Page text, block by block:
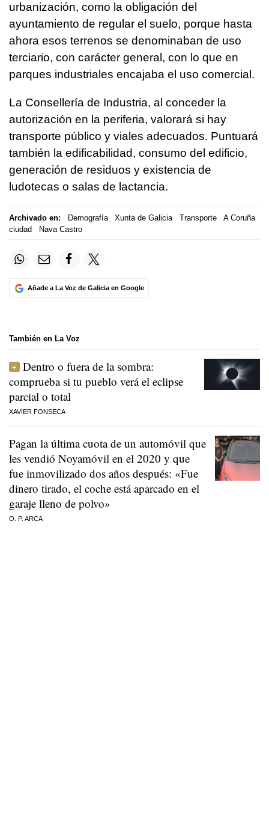
urbanización, como la obligación del
ayuntamiento de regular el suelo, porque hasta
ahora esos terrenos se denominaban de uso
terciario, con carácter general, con lo que en
parques industriales encajaba el uso comercial.
La Consellería de Industria, al conceder la
autorización en la periferia, valorará si hay
transporte público y viales adecuados. Puntuará
también la edificabilidad, consumo del edificio,
generación de residuos y existencia de
ludotecas o salas de lactancia.
Archivado en: Demografía Xunta de Galicia Transporte
A Coruña
ciudad
Nava Castro
Añade a La Voz de Galicia en Google
También en La Voz
Dentro o fuera de la sombra:
comprueba si tu pueblo verá el eclipse
parcial o total
XAVIER FONSECA
Pagan la última cuota de un automóvil que
les vendió Noyamóvil en el 2020 y que
fue inmovilizado dos años después: «Fue
dinero tirado, el coche está aparcado en el
garaje lleno de polvo»
O. P. ARCA